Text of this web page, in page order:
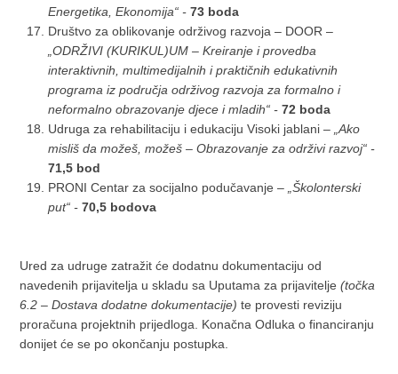
Energetika, Ekonomija“ -73 boda
Društvo za oblikovanje održivog razvoja – DOOR –
„ODRŽIVI (KURIKUL)UM – Kreiranje i provedba
interaktivnih, multimedijalnih i praktičnih edukativnih
programa iz područja održivog razvoja za formalno i
neformalno obrazovanje djece i mladih“ -72 boda
Udruga za rehabilitaciju i edukaciju Visoki jablani – „Ako
misliš da možeš, možeš – Obrazovanje za održivi razvoj“ -
71,5 bod
PRONI Centar za socijalno podučavanje – „Školonterski
put“ -70,5 bodova
Ured za udruge zatražit će dodatnu dokumentaciju od
navedenih prijavitelja u skladu sa Uputama za prijavitelje(točka
6.2 – Dostava dodatne dokumentacije) te provesti reviziju
proračuna projektnih prijedloga. Konačna Odluka o financiranju
donijet će se po okončanju postupka.